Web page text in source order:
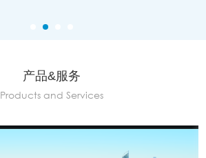
产品&服务
Products and Services